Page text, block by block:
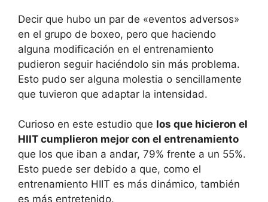
Decir que hubo un par de «eventos adversos»
en el grupo de boxeo, pero que haciendo
alguna modificación en el entrenamiento
pudieron seguir haciéndolo sin más problema.
Esto pudo ser alguna molestia o sencillamente
que tuvieron que adaptar la intensidad.
Curioso en este estudio que los que hicieron el
HIIT cumplieron mejor con el entrenamiento
que los que iban a andar, 79% frente a un 55%.
Esto puede ser debido a que, como el
entrenamiento HIIT es más dinámico, también
es más entretenido.